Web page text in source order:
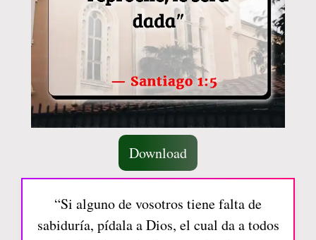
Download
“Si alguno de vosotros tiene falta de
sabiduría, pídala a Dios, el cual da a todos